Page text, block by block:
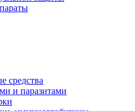
средства
и паразитами